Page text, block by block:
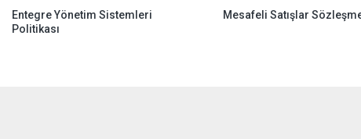
Entegre Yönetim Sistemleri
Politikası
Mesafeli Satışlar